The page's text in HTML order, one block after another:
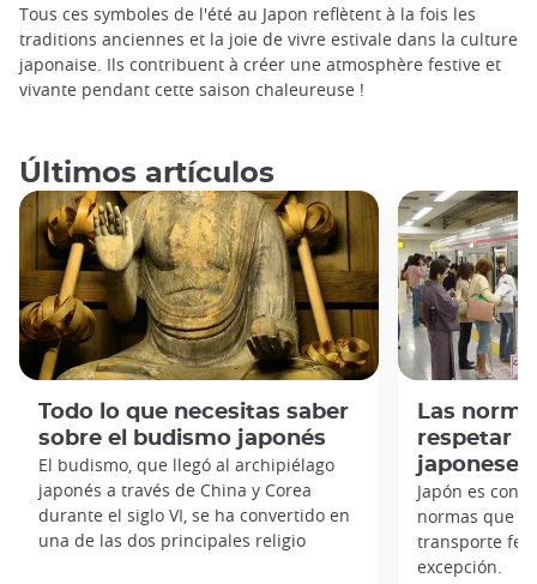
Tous ces symboles de l'été au Japon reflètent à la fois les
traditions anciennes et la joie de vivre estivale dans la culture
japonaise. Ils contribuent à créer une atmosphère festive et
vivante pendant cette saison chaleureuse !
Últimos artículos
Todo lo que necesitas saber
sobre el budismo japonés
El budismo, que llegó al archipiélago
japonés a través de China y Corea
durante el siglo VI, se ha convertido en
una de las dos principales religio
Las
respetar
japoneses
Japón es
normas que
transporte
excepción.